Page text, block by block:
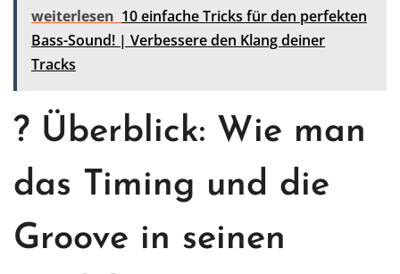
weiterlesen 10 einfache Tricks für den perfekten
Bass-Sound! | Verbessere den Klang deiner
Tracks
? Überblick: Wie man
das Timing und die
Groove in seinen